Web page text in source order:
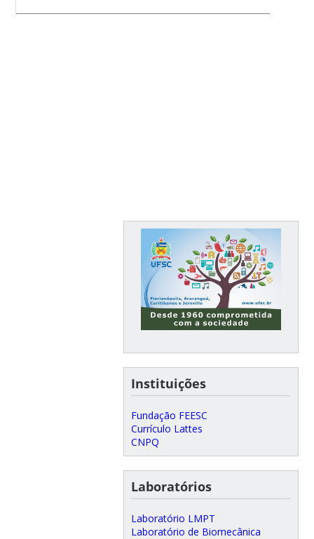
Instituições
Fundação FEESC
Currículo Lattes
CNPQ
Laboratórios
Laboratório LMPT
Laboratório de Biomecânica